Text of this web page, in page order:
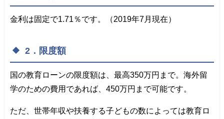
金利は固定で1.71％です。（2019年7月現在）
2．限度額
国の教育ローンの限度額は、最高350万円まで。海外留
学のための費用であれば、450万円まで可能です。
ただ、世帯年収や扶養する子どもの数によっては教育ロ